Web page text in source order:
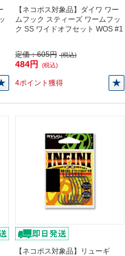
【ネコポス対象品】ダイワ ワー
ムフック スティーズ ワームフッ
ク SS ワイドオフセット WOS #1
定価：605円 (税込)
484円 (税込)
4ポイント獲得
【ネコポス対象品】リューギ